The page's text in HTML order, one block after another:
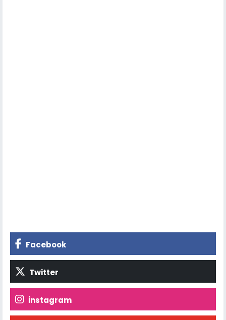
Facebook
Twitter
İnstagram